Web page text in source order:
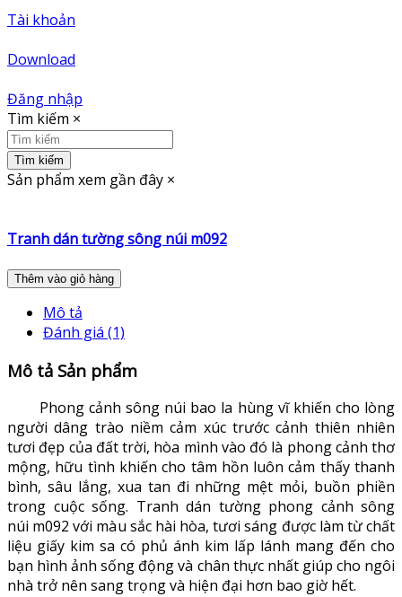
Tài khoản
Download
Đăng nhập
Tìm kiếm ×
Tìm kiếm
Sản phẩm xem gần đây ×
Tranh dán tường sông núi m092
Thêm vào giỏ hàng
Mô tả
Đánh giá (1)
Mô tả Sản phẩm
Phong cảnh sông núi bao la hùng vĩ khiến cho lòng
người dâng trào niềm cảm xúc trước cảnh thiên nhiên
tươi đẹp của đất trời, hòa mình vào đó là phong cảnh thơ
mộng, hữu tình khiến cho tâm hồn luôn cảm thấy thanh
bình, sâu lắng, xua tan đi những mệt mỏi, buồn phiền
trong cuộc sống. Tranh dán tường phong cảnh sông
núi m092 với màu sắc hài hòa, tươi sáng được làm từ chất
liệu giấy kim sa có phủ ánh kim lấp lánh mang đến cho
bạn hình ảnh sống động và chân thực nhất giúp cho ngôi
nhà trở nên sang trọng và hiện đại hơn bao giờ hết.